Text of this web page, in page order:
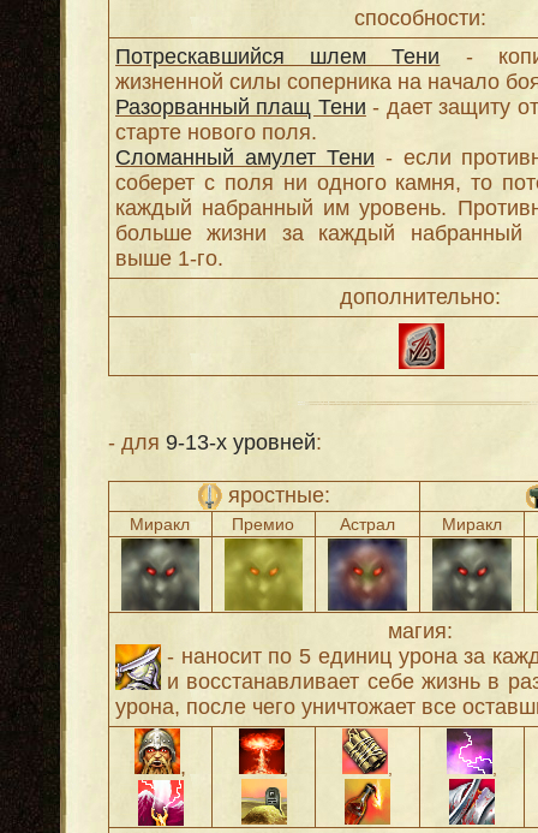
способности:
Потрескавшийся шлем Тени -
жизненной силы соперника на начало
Разорванный плащ Тени - дает защиту
старте нового поля.
Сломанный амулет Тени - если
соберет с поля ни одного камня, то
каждый набранный им уровень.
больше жизни за каждый набранный
выше 1-го.
дополнительно:
- для 9-13-х уровней:
яростные:
Миракл Премио Астрал Миракл
магия:
- наносит по 5 единиц урона за
и восстанавливает себе жизнь в
урона, после чего уничтожает все
,